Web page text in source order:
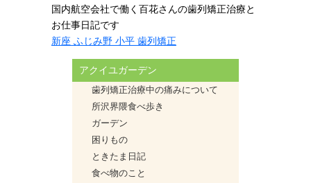
国内航空会社で働く百花さんの歯列矯正治療と
お仕事日記です
新座 ふじみ野 小平 歯列矯正
アクイユガーデン
歯列矯正治療中の痛みについて
所沢界隈食べ歩き
ガーデン
困りもの
ときたま日記
食べ物のこと